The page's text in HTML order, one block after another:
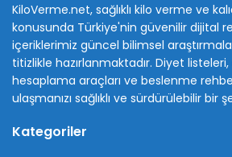
KiloVerme.net, sağlıklı kilo verme ve
konusunda Türkiye'nin güvenilir dijital
içeriklerimiz güncel bilimsel
titizlikle hazırlanmaktadır. Diyet listeleri,
hesaplama araçları ve beslenme
ulaşmanızı sağlıklı ve sürdürülebilir bir
Kategoriler